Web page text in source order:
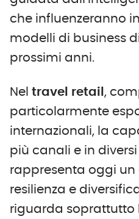
che influenzeranno
modelli di business
prossimi anni.
Nel travel retail ,
particolarmente
internazionali, la
più canali e in
rappresenta oggi un
resilienza e
riguarda soprattutto